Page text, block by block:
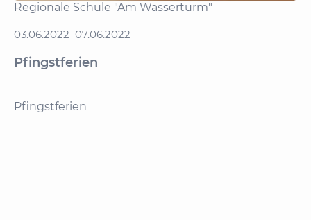
Regionale Schule "Am Wasserturm"
03.06.2022–07.06.2022
Pfingstferien
Pfingstferien